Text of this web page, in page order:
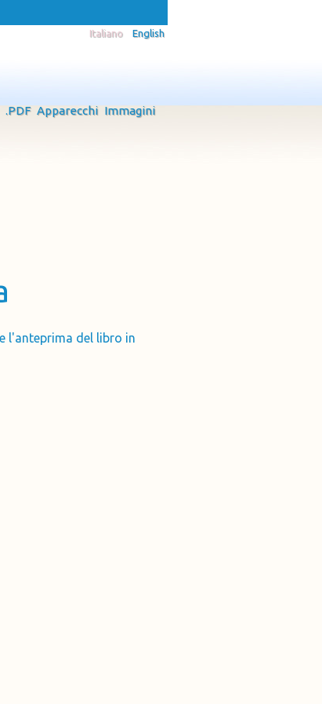
Italiano English
.PDF Apparecchi Immagini
l'anteprima del libro in